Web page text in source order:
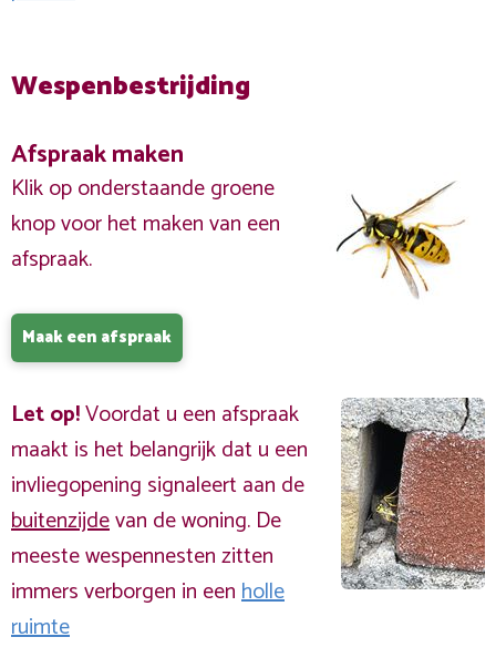
Wespenbestrijding
Afspraak maken
Klik op onderstaande groene
knop voor het maken van een
afspraak.
Maak een afspraak
Let op!Voordat u een afspraak
maakt is het belangrijk dat u een
invliegopening signaleert aan de
buitenzijdevan de woning. De
meeste wespennesten zitten
immers verborgen in eenholle
ruimte